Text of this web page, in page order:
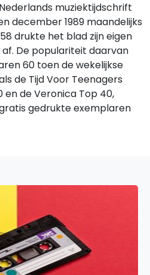
muziektijdschrift
december 1989 maandelijks
drukte het blad zijn eigen
De populariteit daarvan
60 toen de wekelijkse
de Tijd Voor Teenagers
en de Veronica Top 40,
gedrukte exemplaren